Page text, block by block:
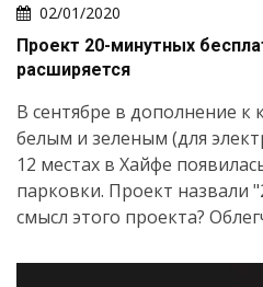
02/01/2020
Проект 20-минутных
расширяется
В сентябре в дополнение к
белым и зеленым (для
12 местах в Хайфе
парковки. Проект назвали
смысл этого проекта?